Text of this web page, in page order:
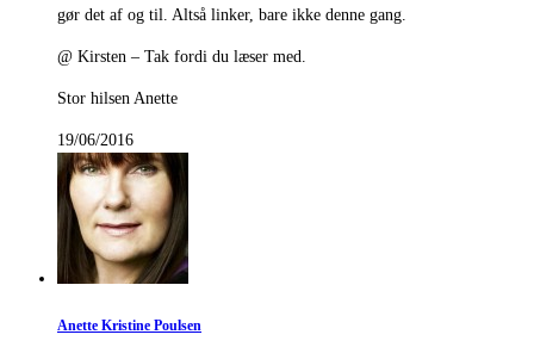
gør det af og til. Altså linker, bare ikke denne gang.
@ Kirsten – Tak fordi du læser med.
Stor hilsen Anette
19/06/2016
Anette Kristine Poulsen